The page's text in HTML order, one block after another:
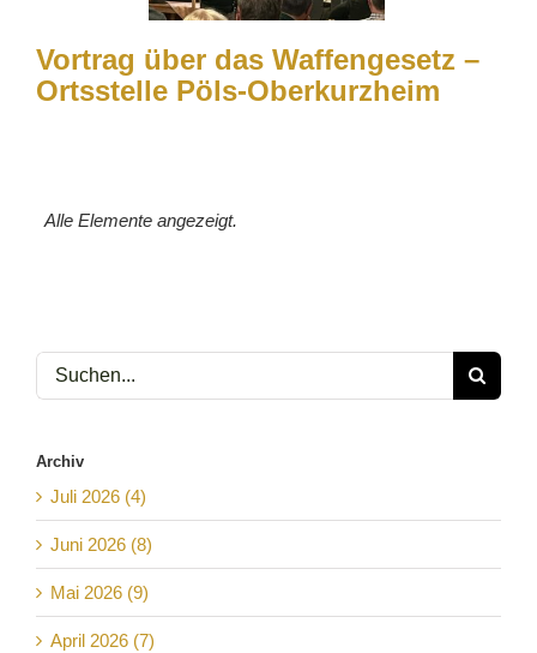
Vortrag über das Waffengesetz –
Ortsstelle Pöls-Oberkurzheim
Alle Elemente angezeigt.
Suche
nach:
Archiv
Juli 2026 (4)
Juni 2026 (8)
Mai 2026 (9)
April 2026 (7)